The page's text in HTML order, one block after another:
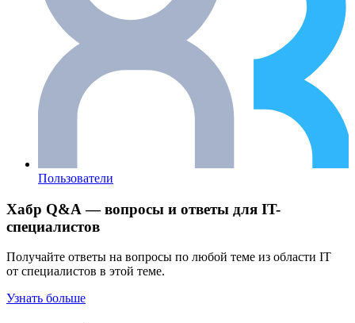
Пользователи
Хабр Q&A — вопросы и ответы для IT-
специалистов
Получайте ответы на вопросы по любой теме из области IT
от специалистов в этой теме.
Узнать больше